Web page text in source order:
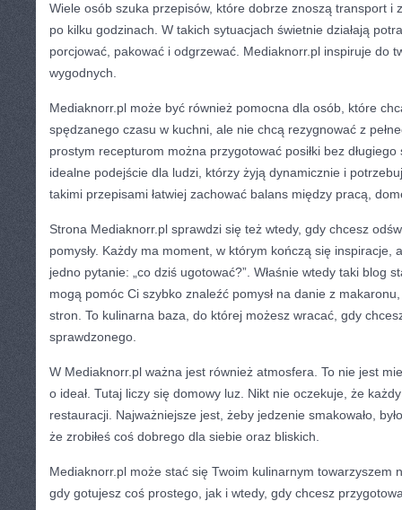
Wiele osób szuka przepisów, które dobrze znoszą transport i
po kilku godzinach. W takich sytuacjach świetnie działają
porcjować, pakować i odgrzewać. Mediaknorr.pl inspiruje do
wygodnych.
Mediaknorr.pl może być również pomocna dla osób, które
spędzanego czasu w kuchni, ale nie chcą rezygnować z
prostym recepturom można przygotować posiłki bez
idealne podejście dla ludzi, którzy żyją dynamicznie i
takimi przepisami łatwiej zachować balans między pracą,
Strona Mediaknorr.pl sprawdzi się też wtedy, gdy chcesz
pomysły. Każdy ma moment, w którym kończą się inspiracje,
jedno pytanie: „co dziś ugotować?”. Właśnie wtedy taki blog
mogą pomóc Ci szybko znaleźć pomysł na danie z
stron. To kulinarna baza, do której możesz wracać, gdy
sprawdzonego.
W Mediaknorr.pl ważna jest również atmosfera. To nie jest
o ideał. Tutaj liczy się domowy luz. Nikt nie oczekuje, że
restauracji. Najważniejsze jest, żeby jedzenie smakowało,
że zrobiłeś coś dobrego dla siebie oraz bliskich.
Mediaknorr.pl może stać się Twoim kulinarnym towarzyszem
gdy gotujesz coś prostego, jak i wtedy, gdy chcesz